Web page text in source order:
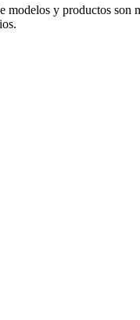
modelos y productos son